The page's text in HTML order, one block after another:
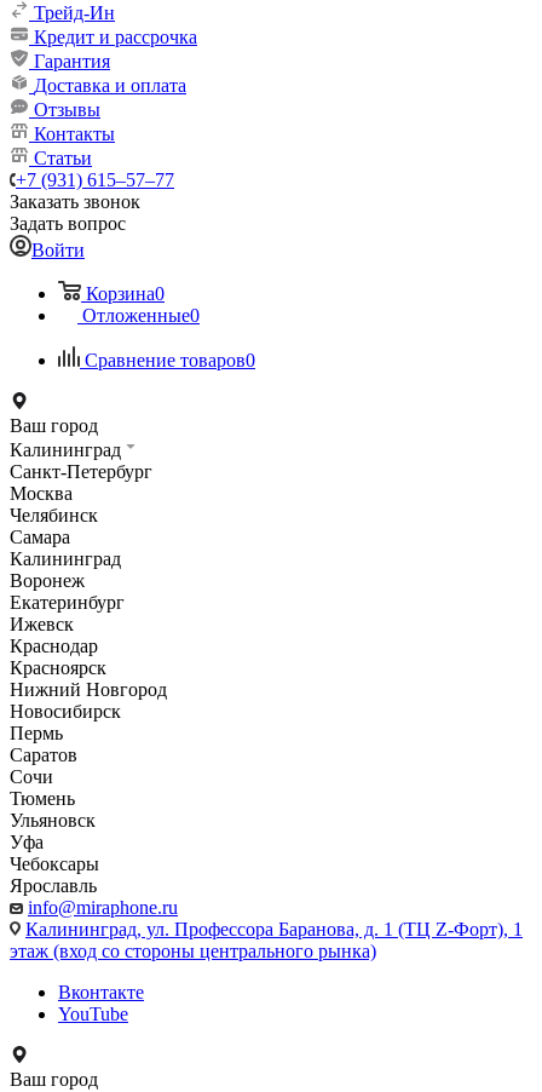
Трейд-Ин
Кредит и рассрочка
Гарантия
Доставка и оплата
Отзывы
Контакты
Статьи
+7 (931) 615‒57‒77
Заказать звонок
Задать вопрос
Войти
Корзина0
Отложенные0
Сравнение товаров0
Ваш город
Калининград
Санкт-Петербург
Москва
Челябинск
Самара
Калининград
Воронеж
Екатеринбург
Ижевск
Краснодар
Красноярск
Нижний Новгород
Новосибирск
Пермь
Саратов
Сочи
Тюмень
Ульяновск
Уфа
Чебоксары
Ярославль
info@miraphone.ru
Калининград, ул. Профессора Баранова, д. 1 (ТЦ Z-Форт), 1
этаж (вход со стороны центрального рынка)
Вконтакте
YouTube
Ваш город